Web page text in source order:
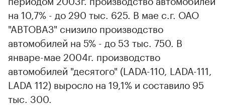
на 10,7% - до 290 тыс. 625. В мае с.г. ОАО
"АВТОВАЗ" снизило производство
автомобилей на 5% - до 53 тыс. 750. В
январе-мае 2004г. производство
автомобилей "десятого" (LADA-110, LADA-111,
LADA 112) выросло на 19,1% и составило 95
тыс. 300.